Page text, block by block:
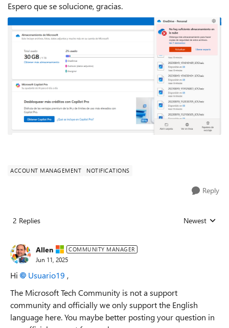
Espero que se solucione, gracias.
ACCOUNT MANAGEMENT NOTIFICATIONS
Reply
2 Replies Replies sorted
Newest
Allen COMMUNITY MANAGER
Jun 11, 2025
Hi Usuario19​ ,
The Microsoft Tech Community is not a support
community and officially we only support the English
language here. You maybe better posting your question in